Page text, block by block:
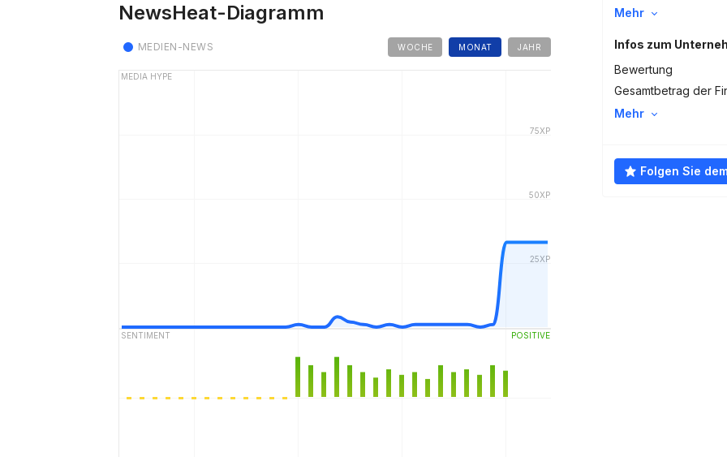
Mehr
Infos zum
Bewertung
Gesamtbetrag der
Mehr
Folgen Sie
NewsHeat-Diagramm
WOCHE MONAT JAHR
MEDIEN-NEWS